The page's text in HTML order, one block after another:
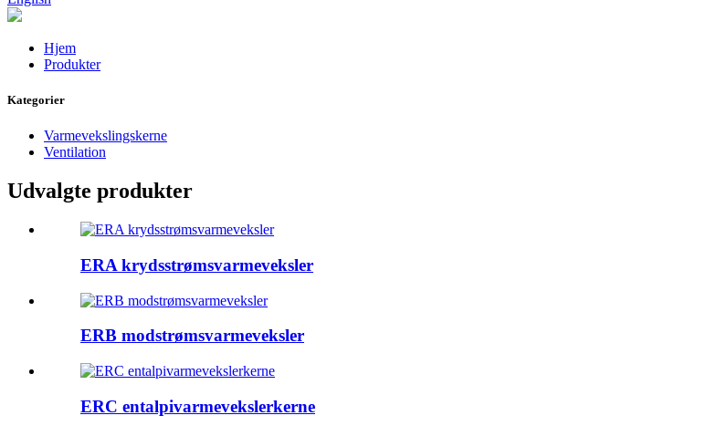
Hjem
Produkter
Kategorier
Varmevekslingskerne
Ventilation
Udvalgte produkter
ERA krydsstrømsvarmeveksler
ERB modstrømsvarmeveksler
ERC entalpivarmevekslerkerne